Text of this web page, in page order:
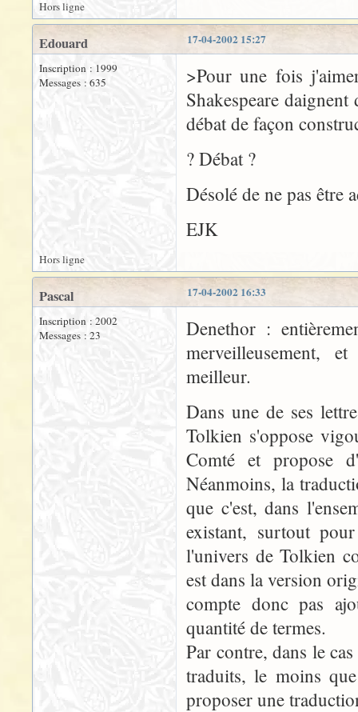
Hors ligne
17-04-2002 15:27
Edouard
Inscription : 1999
Messages : 635
>Pour une fois
Shakespeare
débat de façon
? Débat ?
Désolé de ne pas être
EJK
Hors ligne
17-04-2002 16:33
Pascal
Inscription : 2002
Messages : 23
Denethor :
merveilleusement,
meilleur.
Dans une de ses
Tolkien s'oppose
Comté et propose
Néanmoins, la
que c'est, dans
existant, surtout
l'univers de Tolkien
est dans la version
compte donc pas
quantité de termes.
Par contre, dans le
traduits, le moins
proposer une